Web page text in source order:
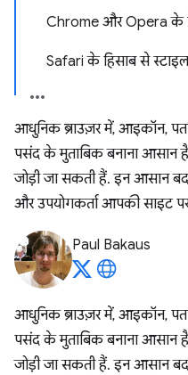
Chrome और Opera के
Safari के हिसाब से
आधुनिक ब्राउज़र में, आइकॉन,
पसंद के मुताबिक बनाना आसान
जोड़ी जा सकती हैं. इन आसान
और उपयोगकर्ता आपकी साइट
Paul Bakaus
आधुनिक ब्राउज़र में, आइकॉन,
पसंद के मुताबिक बनाना आसान
जोड़ी जा सकती हैं. इन आसान